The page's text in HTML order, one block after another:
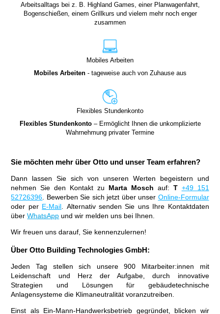
Arbeitsalltags bei z. B. Highland Games, einer Planwagenfahrt,
Bogenschießen, einem Grillkurs und vielem mehr noch enger
zusammen
Mobiles Arbeiten
Mobiles Arbeiten- tageweise auch von Zuhause aus
Flexibles Stundenkonto
Flexibles Stundenkonto– Ermöglicht Ihnen die unkomplizierte
Wahrnehmung privater Termine
Sie möchten mehr über Otto und unser Team erfahren?
Dann lassen Sie sich von unseren Werten begeistern und
nehmen Sie den Kontakt zu Marta Mosch auf: T +49 151
52726396 . Bewerben Sie sich jetzt über unser Online-Formular
oder per E-Mail . Alternativ senden Sie uns Ihre Kontaktdaten
überWhatsApp und wir melden uns bei Ihnen.
Wir freuen uns darauf, Sie kennenzulernen!
Über Otto Building Technologies GmbH:
Jeden Tag stellen sich unsere 900 Mitarbeiter:innen mit
Leidenschaft und Herz der Aufgabe, durch innovative
Strategien und Lösungen für gebäudetechnische
Anlagensysteme die Klimaneutralität voranzutreiben.
Einst als Ein-Mann-Handwerksbetrieb gegründet, blicken wir